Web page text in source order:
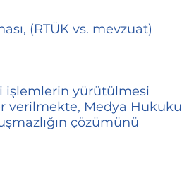
(RTÜK vs. mevzuat)
işlemlerin yürütülmesi
verilmekte, Medya Hukuku
çözümünü